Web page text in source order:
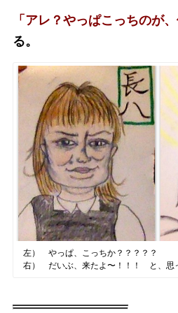
「アレ？やっぱこっちのが
る。
左） やっぱ、こっちか？？？？？
右） だいぶ、来たよ〜！！！ と、思